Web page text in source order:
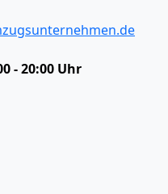
- 20:00 Uhr